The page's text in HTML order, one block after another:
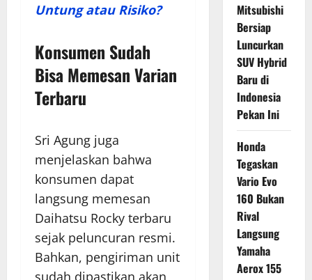
Untung atau Risiko?
Konsumen Sudah
Bisa Memesan Varian
Terbaru
Sri Agung juga
menjelaskan bahwa
konsumen dapat
langsung memesan
Daihatsu Rocky terbaru
sejak peluncuran resmi.
Bahkan, pengiriman unit
sudah dipastikan akan
Mitsubishi
Bersiap
Luncurkan
SUV Hybrid
Baru di
Indonesia
Pekan Ini
Honda
Tegaskan
Vario Evo
160 Bukan
Rival
Langsung
Yamaha
Aerox 155